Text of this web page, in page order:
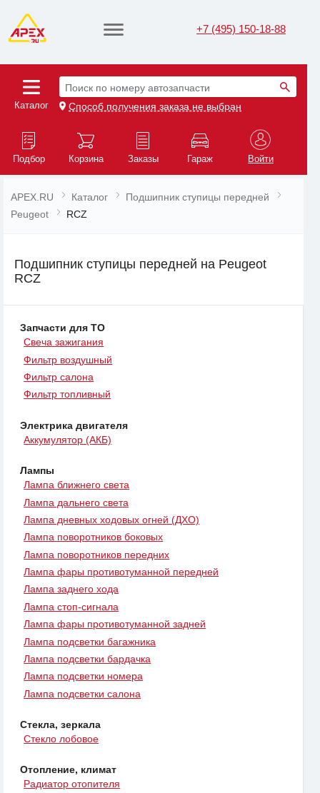
+7 (495) 150-18-88
Каталог
Поиск по номеру автозапчасти
Способ получения заказа не выбран
Подбор Корзина Заказы Гараж Войти
APEX.RU Каталог
Подшипник ступицы передней
Peugeot
RCZ
Подшипник ступицы передней на Peugeot
RCZ
Запчасти для ТО
Свеча зажигания
Фильтр воздушный
Фильтр салона
Фильтр топливный
Электрика двигателя
Аккумулятор (АКБ)
Лампы
Лампа ближнего света
Лампа дальнего света
Лампа дневных ходовых огней (ДХО)
Лампа поворотников боковых
Лампа поворотников передних
Лампа фары противотуманной передней
Лампа заднего хода
Лампа стоп-сигнала
Лампа фары противотуманной задней
Лампа подсветки багажника
Лампа подсветки бардачка
Лампа подсветки номера
Лампа подсветки салона
Стекла, зеркала
Стекло лобовое
Отопление, климат
Радиатор отопителя